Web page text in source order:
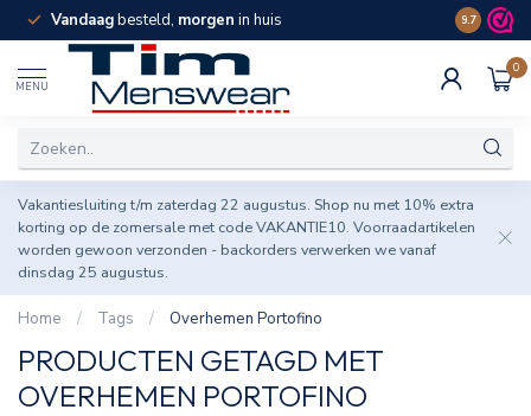
Vandaagbesteld, morgen in huis Spaar
9.7
MENU
0
Vakantiesluiting t/m zaterdag 22 augustus. Shop nu met 10% extra
korting op de zomersale met code VAKANTIE10. Voorraadartikelen
worden gewoon verzonden - backorders verwerken we vanaf
dinsdag 25 augustus.
Home / Tags / Overhemen Portofino
PRODUCTEN GETAGD MET
OVERHEMEN PORTOFINO